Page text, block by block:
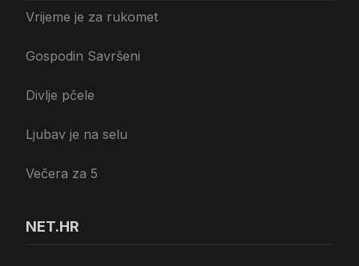
Vrijeme je za rukomet
Gospodin Savršeni
Divlje pčele
Ljubav je na selu
Večera za 5
NET.HR